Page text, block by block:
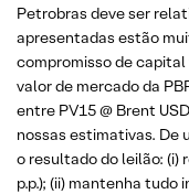
Petrobras deve ser
apresentadas estão
compromisso de
valor de mercado da
entre PV15 @ Brent
nossas estimativas. De
o resultado do leilão: (i)
p.p.); (ii) mantenha tudo